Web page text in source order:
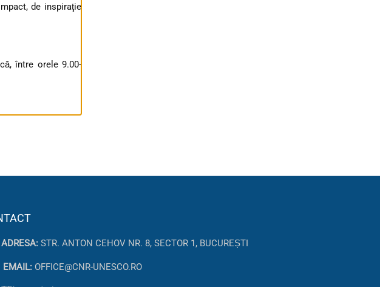
de inspiraţie
între orele 9.00-
ADRESA: STR. ANTON CEHOV NR. 8, SECTOR 1, BUCUREȘTI
EMAIL: OFFICE@CNR-UNESCO.RO